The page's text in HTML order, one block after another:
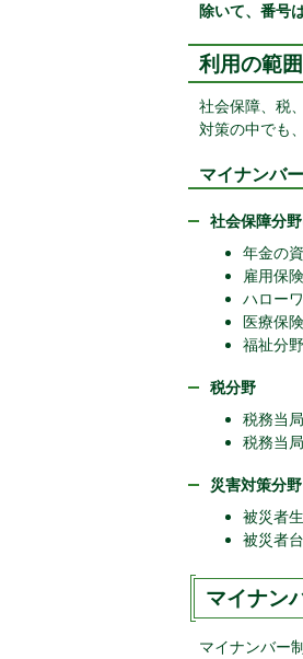
除いて、番号
利用の範囲
社会保障、税
対策の中でも
マイナンバ
社会保障分
年金の
雇用保
ハロー
医療保
福祉分
税分野
税務当
税務当
災害対策分野
被災者
被災者
マイナン
マイナンバー